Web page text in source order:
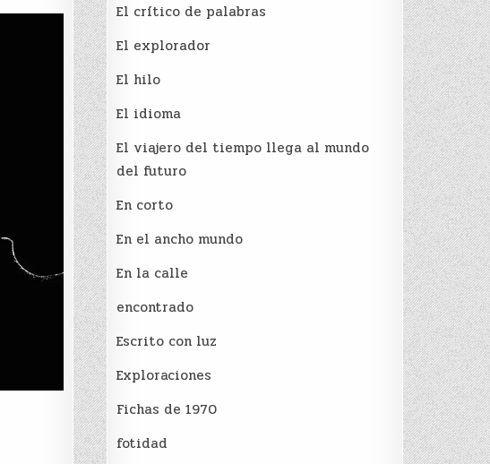
El crí­tico de palabras
El explorador
El hilo
El idioma
El viajero del tiempo llega al mundo
del futuro
En corto
En el ancho mundo
En la calle
encontrado
Escrito con luz
Exploraciones
Fichas de 1970
fotidad